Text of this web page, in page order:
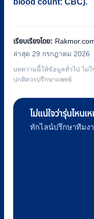
blood count: CBC).
เรียบเรียงโดย:
ล่าสุด 29 กรกฎาคม 2026
บทความนี้ให้ข้อมูลทั่วไป ไม่
ปกติควรปรึกษาแพทย์
ไม่แน่ใจว่ารุ่นไหน
ทักไลน์ปรึกษาทีมง